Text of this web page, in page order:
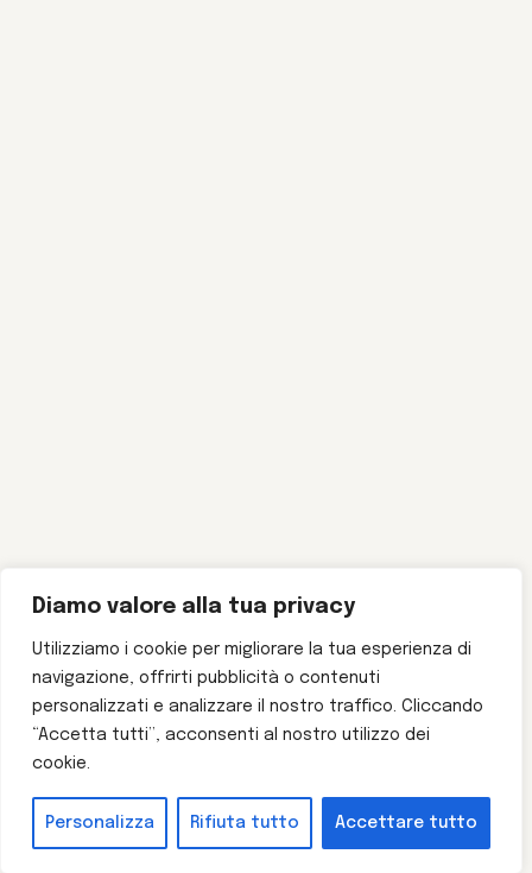
Diamo valore alla tua privacy
Utilizziamo i cookie per migliorare la tua esperienza di
navigazione, offrirti pubblicità o contenuti
personalizzati e analizzare il nostro traffico. Cliccando
“Accetta tutti”, acconsenti al nostro utilizzo dei
cookie.
Personalizza Rifiuta tutto Accettare tutto